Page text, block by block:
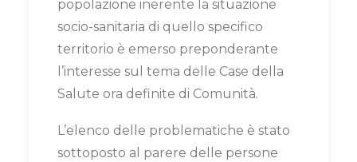
popolazione inerente la situazione
socio-sanitaria di quello specifico
territorio è emerso preponderante
l’interesse sul tema delle Case della
Salute ora definite di Comunità.
L’elenco delle problematiche è stato
sottoposto al parere delle persone